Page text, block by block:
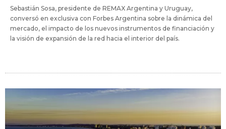
Sebastián Sosa, presidente de REMAX Argentina y Uruguay,
conversó en exclusiva con Forbes Argentina sobre la dinámica del
mercado, el impacto de los nuevos instrumentos de financiación y
la visión de expansión de la red hacia el interior del país.